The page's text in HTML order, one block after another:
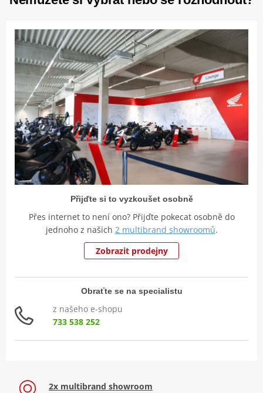
Přijďte si to vyzkoušet osobně
Přes internet to není ono? Přijďte pokecat osobně do
jednoho z našich 2 multibrand showroomů.
Zobrazit prodejny
Obraťte se na specialistu
z našeho e-shopu
733 538 252
2x multibrand showroom